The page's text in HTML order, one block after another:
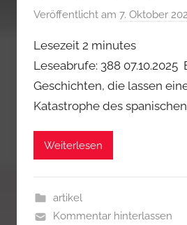
Veröffentlicht am 7. Oktober
Lesezeit 2 minutes
Leseabrufe: 388
Geschichten, die lassen
Katastrophe des
Weiterlesen
artikel
Kommentar hinterlassen